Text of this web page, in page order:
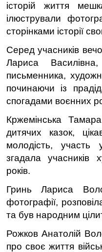
історій життя
ілюстрували
сторінками історії
Серед учасників
Лариса
письменника,
починаючи із
спогадами воєнних
Кржемінська
дитячих казок,
молодість, участь
згадала учасників
років.
Гринь Лариса
фотографії,
та був народним
Рожков Анатолій
про своє життя